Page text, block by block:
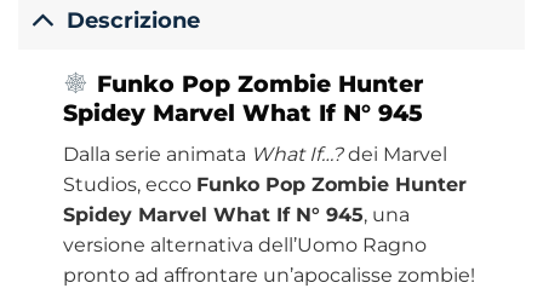
Descrizione
Funko Pop Zombie Hunter
Spidey Marvel What If N° 945
Dalla serie animata What If…?dei Marvel
Studios, ecco Funko Pop Zombie Hunter
Spidey Marvel What If N° 945, una
versione alternativa dell’Uomo Ragno
pronto ad affrontare un’apocalisse zombie!